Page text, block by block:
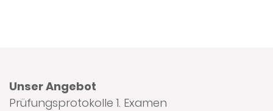
Unser Angebot
Prüfungsprotokolle 1. Examen